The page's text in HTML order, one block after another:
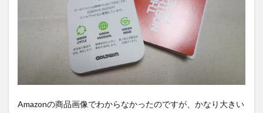
Amazonの商品画像でわからなかったのですが、かなり大きい